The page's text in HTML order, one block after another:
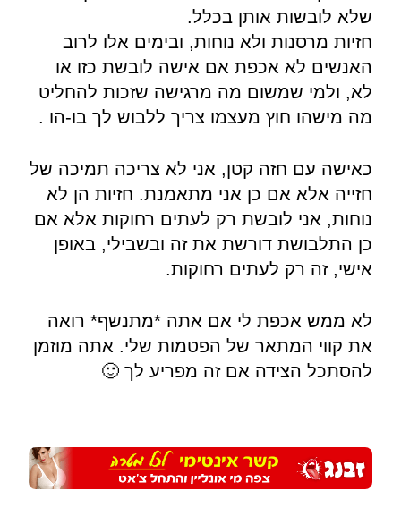
שלא לובשות אותן בכלל.
חזיות מרסנות ולא נוחות, ובימים אלו לרוב
האנשים לא אכפת אם אישה לובשת כזו או
לא, ולמי שמשום מה מרגישה שזכות להחליט
מה מישהו חוץ מעצמו צריך ללבוש לך בו-הו .
כאישה עם חזה קטן, אני לא צריכה תמיכה של
חזייה אלא אם כן אני מתאמנת. חזיות הן לא
נוחות, אני לובשת רק לעתים רחוקות אלא אם
כן התלבושת דורשת את זה ובשבילי, באופן
אישי, זה רק לעתים רחוקות.
לא ממש אכפת לי אם אתה *מתנשף* רואה
את קווי המתאר של הפטמות שלי. אתה מוזמן
להסתכל הצידה אם זה מפריע לך 🙂